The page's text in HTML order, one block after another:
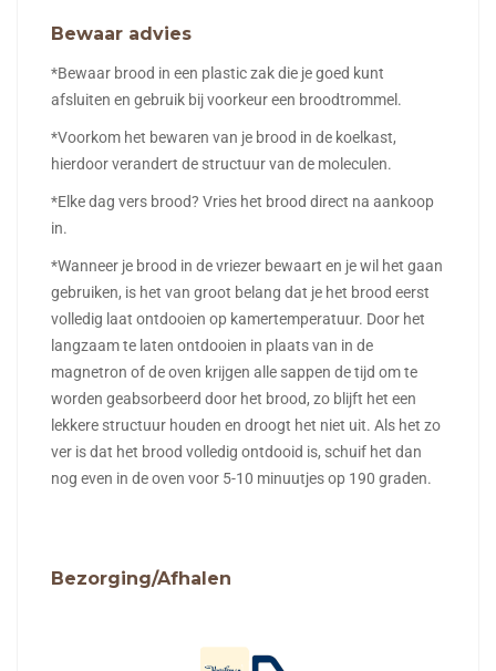
Bewaar advies
*Bewaar brood in een plastic zak die je goed kunt
afsluiten en gebruik bij voorkeur een broodtrommel.
*Voorkom het bewaren van je brood in de koelkast,
hierdoor verandert de structuur van de moleculen.
*Elke dag vers brood? Vries het brood direct na aankoop
in.
*Wanneer je brood in de vriezer bewaart en je wil het gaan
gebruiken, is het van groot belang dat je het brood eerst
volledig laat ontdooien op kamertemperatuur. Door het
langzaam te laten ontdooien in plaats van in de
magnetron of de oven krijgen alle sappen de tijd om te
worden geabsorbeerd door het brood, zo blijft het een
lekkere structuur houden en droogt het niet uit. Als het zo
ver is dat het brood volledig ontdooid is, schuif het dan
nog even in de oven voor 5-10 minuutjes op 190 graden.
Bezorging/Afhalen